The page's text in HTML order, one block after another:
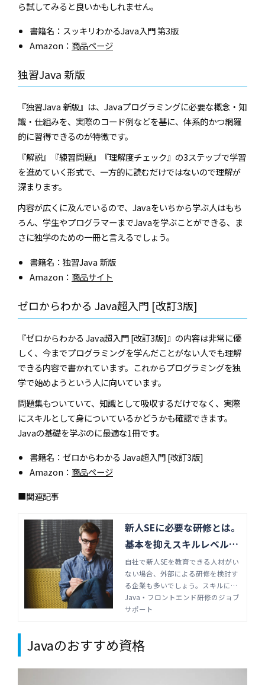
ら試してみると良いかもしれません。
書籍名：スッキリわかるJava入門 第3版
Amazon： 商品ページ
独習Java 新版
『独習Java 新版』は、Javaプログラミングに必要な概念・知
識・仕組みを、実際のコード例などを基に、体系的かつ網羅
的に習得できるのが特徴です。
『解説』『練習問題』『理解度チェック』の3ステップで学習
を進めていく形式で、一方的に読むだけではないので理解が
深まります。
内容が広くに及んでいるので、Javaをいちから学ぶ人はもち
ろん、学生やプログラマーまでJavaを学ぶことができる、ま
さに独学のための一冊と言えるでしょう。
書籍名：独習Java 新版
Amazon： 商品サイト
ゼロからわかる Java超入門 [改訂3版]
『ゼロからわかる Java超入門 [改訂3版]』の内容は非常に優
しく、今までプログラミングを学んだことがない人でも理解
できる内容で書かれています。これからプログラミングを独
学で始めようという人に向いています。
問題集もついていて、知識として吸収するだけでなく、実際
にスキルとして身についているかどうかも確認できます。
Javaの基礎を学ぶのに最適な1冊です。
書籍名：ゼロからわかる Java超入門 [改訂3版]
Amazon： 商品ページ
■関連記事
新人SEに必要な研修とは。
基本を抑えスキルレベルの
差を埋める | Java・フロン
トエンド研修のジョブサポ
ート
自社で新人SEを教育できる人材がい
ない場合、外部による研修を検討す
る企業も多いでしょう。スキルに差
があると、業務内容にばらつきが生
まれ安定しないため、適切な研修が
す。
Java・フロントエンド研修のジョブ
サポート
Javaのおすすめ資格